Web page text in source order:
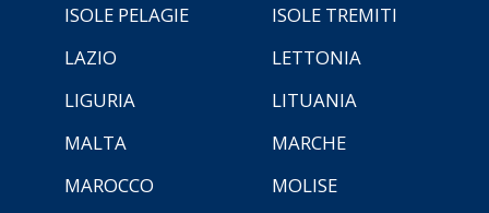
ISOLE PELAGIE
ISOLE TREMITI
LAZIO
LETTONIA
LIGURIA
LITUANIA
MALTA
MARCHE
MAROCCO
MOLISE